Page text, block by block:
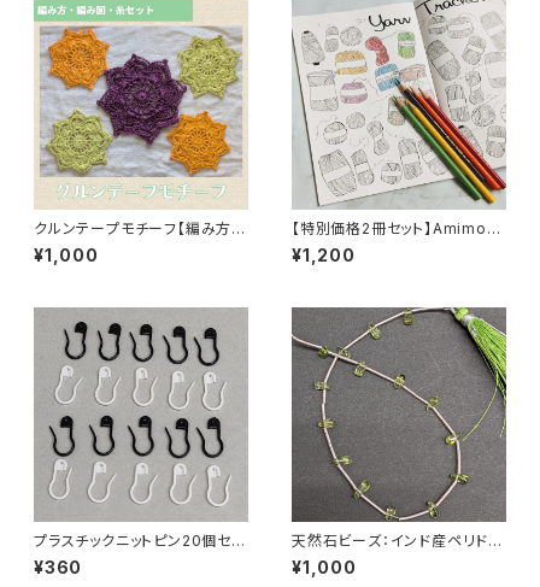
クルンテープモチーフ【編み方・
編み図・糸セット】
¥1,000
【特別価格2冊セット】Amimon
o Notebook(編み物用ノート)
2冊セット送料無料
¥1,200
プラスチックニットピン20個セッ
ト ひょうたんピン・ダルマピン・
ステッチマーカー
¥360
天然石ビーズ：インド産ペリドッ
ト ドロップカット 15粒
¥1,000